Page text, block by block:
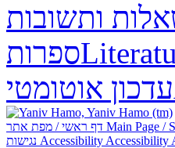
ותשובות
ספרות
עדכון אוטומטי
Main Page /
Accessibility Accessibility